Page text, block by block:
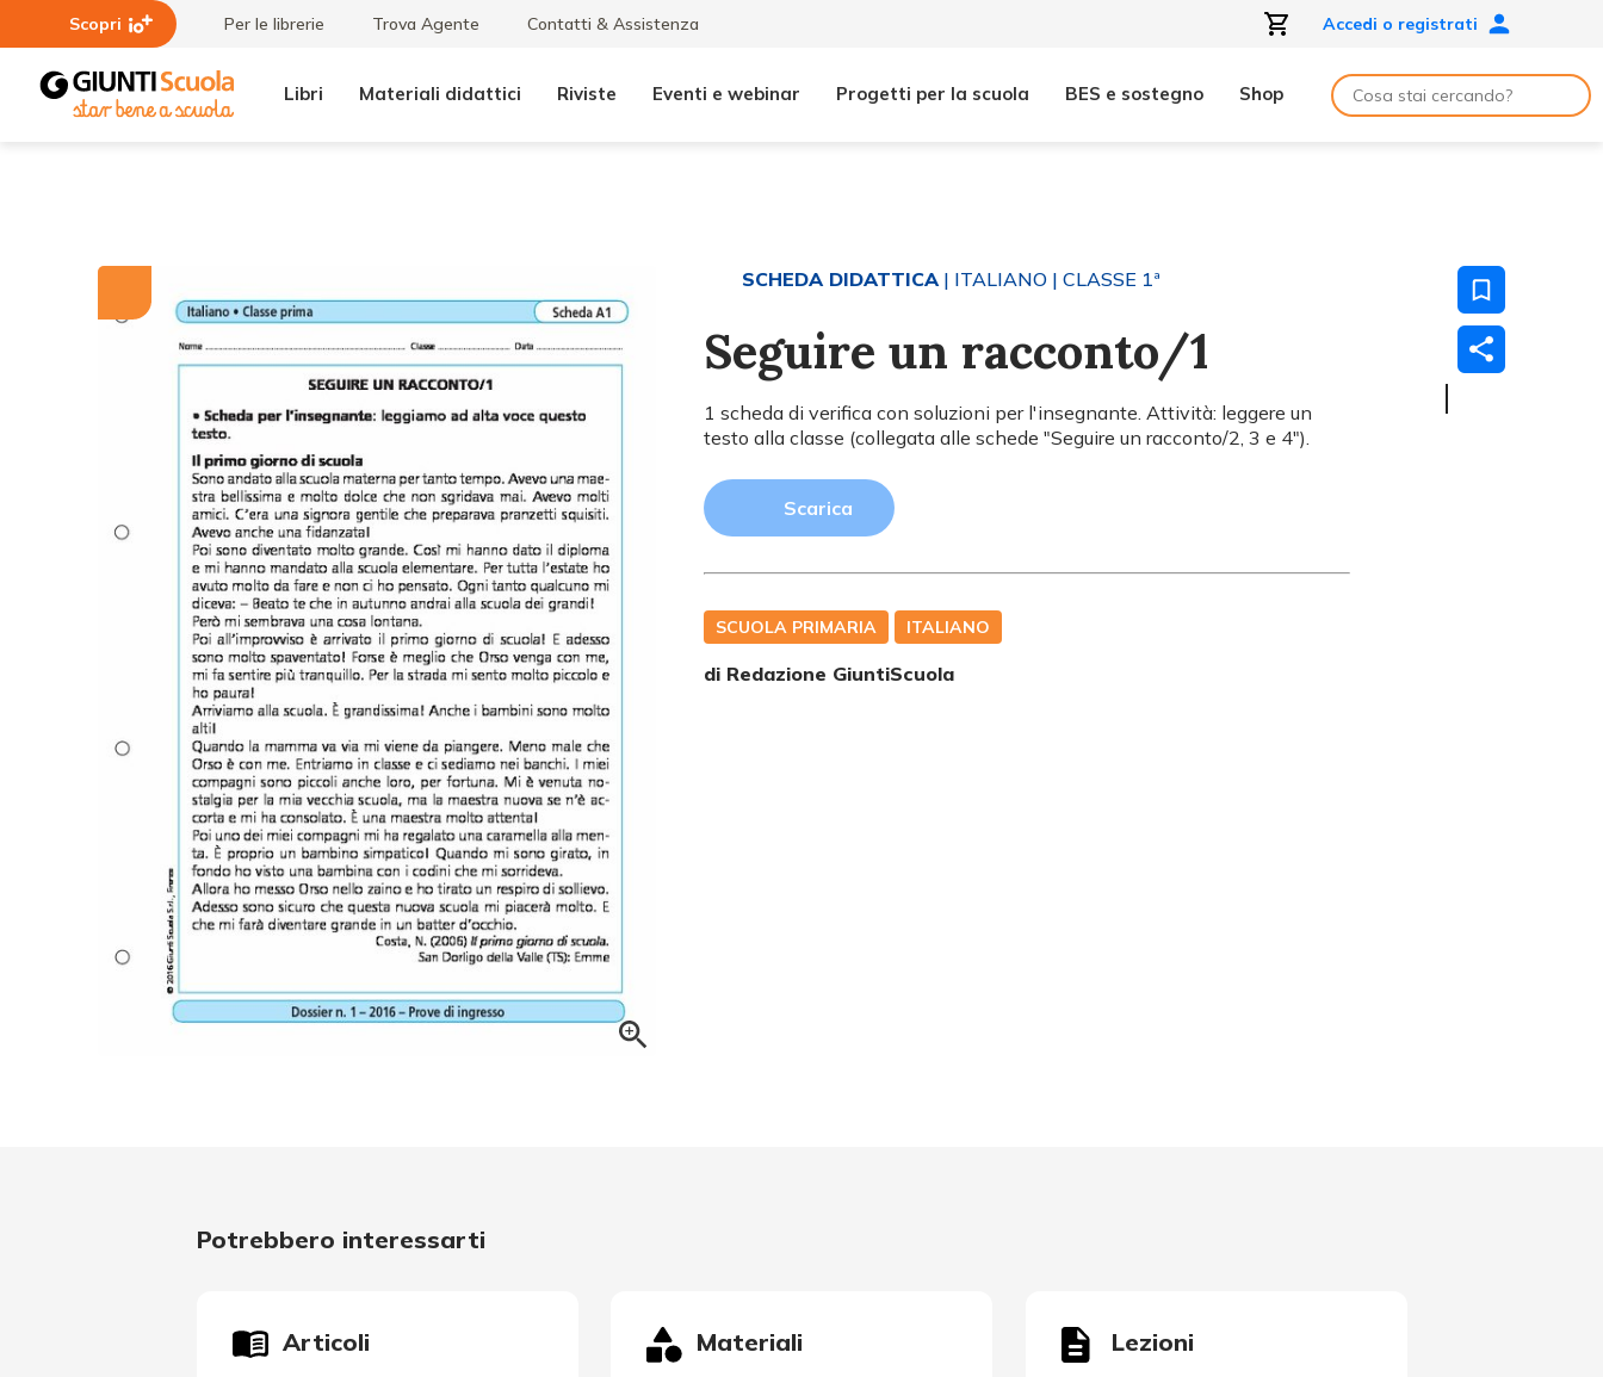
Scopri Per le librerie Trova Agente Contatti & Assistenza Accedi o registrati
Libri Materiali didattici Riviste Eventi e webinar Progetti per la scuola BES e sostegno Shop
SCHEDA DIDATTICA| ITALIANO | CLASSE 1ª
Seguire un racconto/1
1 scheda di verifica con soluzioni per l'insegnante. Attività: leggere un
testo alla classe (collegata alle schede "Seguire un racconto/2, 3 e 4").
Scarica
SCUOLA PRIMARIA ITALIANO
di Redazione GiuntiScuola
Potrebbero interessarti
Articoli Materiali Lezioni